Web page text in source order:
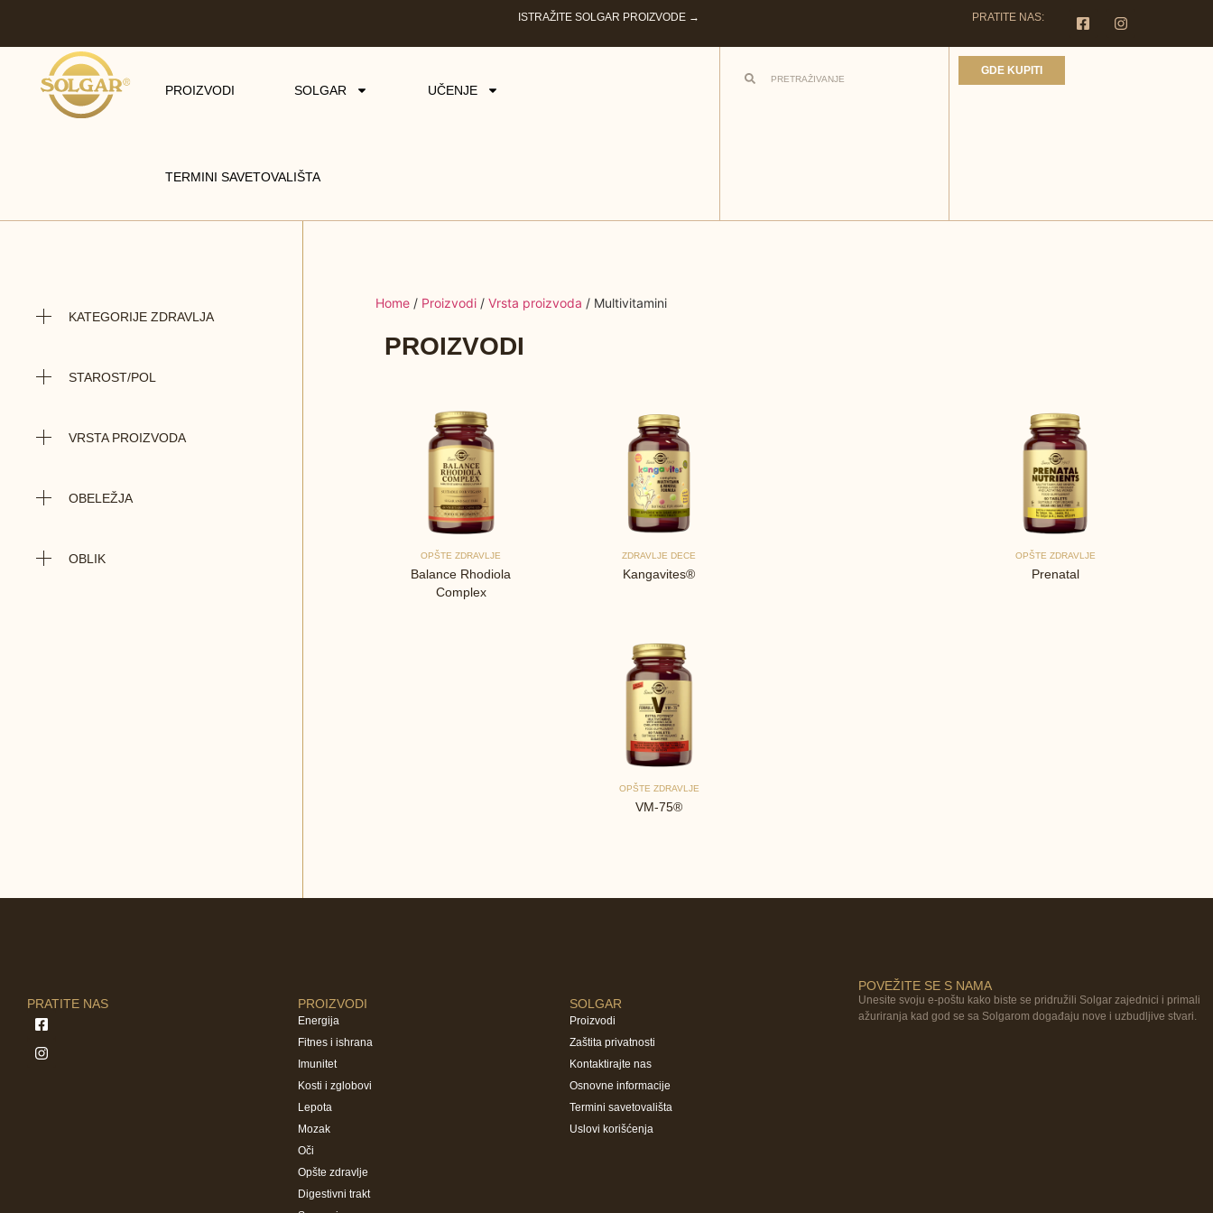
ISTRAŽITE SOLGAR PROIZVODE → PRATITE NAS:
PROIZVODI SOLGAR UČENJE
TERMINI SAVETOVALIŠTA
GDE KUPITI
KATEGORIJE ZDRAVLJA
STAROST/POL
VRSTA PROIZVODA
OBELEŽJA
OBLIK
Home / Proizvodi / Vrsta proizvoda / Multivitamini
PROIZVODI
OPŠTE ZDRAVLJE
Balance Rhodiola
Complex
ZDRAVLJE DECE
Kangavites®
OPŠTE ZDRAVLJE
Prenatal
OPŠTE ZDRAVLJE
VM-75®
PRATITE NAS PROIZVODI
Energija
Fitnes i ishrana
Imunitet
Kosti i zglobovi
Lepota
Mozak
Oči
Opšte zdravlje
Digestivni trakt
SOLGAR
Proizvodi
Zaštita privatnosti
Kontaktirajte nas
Osnovne informacije
Termini savetovališta
Uslovi korišćenja
POVEŽITE SE S NAMA
Unesite svoju e-poštu kako biste se pridružili Solgar zajednici i primali
ažuriranja kad god se sa Solgarom događaju nove i uzbudljive stvari.